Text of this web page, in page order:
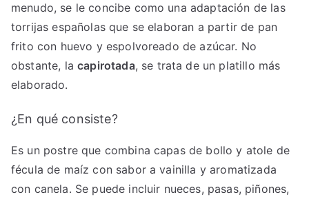
menudo, se le concibe como una adaptación de las
torrijas españolas que se elaboran a partir de pan
frito con huevo y espolvoreado de azúcar. No
obstante, lacapirotada, se trata de un platillo más
elaborado.
¿En qué consiste?
Es un postre que combina capas de bollo y atole de
fécula de maíz con sabor a vainilla y aromatizada
con canela. Se puede incluir nueces, pasas, piñones,